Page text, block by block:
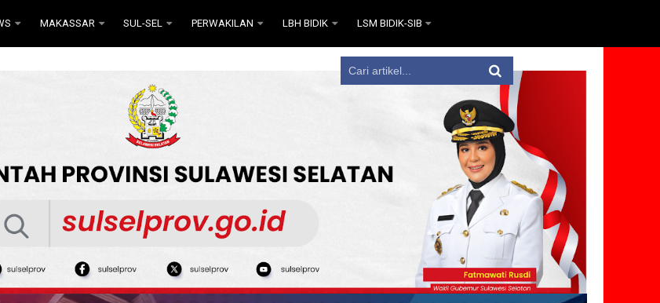
MAKASSAR SUL-SEL PERWAKILAN LBH BIDIK LSM BIDIK-SIB